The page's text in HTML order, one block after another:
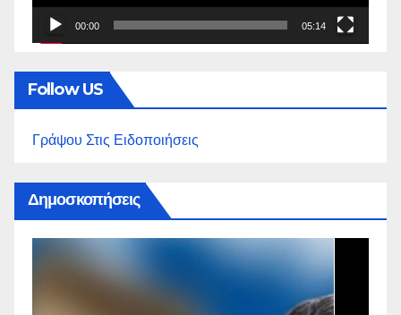
00:00 05:14
Follow US
Γράψου Στις Ειδοποιήσεις
Δημοσκοπήσεις